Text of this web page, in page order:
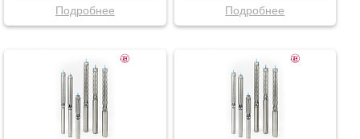
Подробнее Подробнее